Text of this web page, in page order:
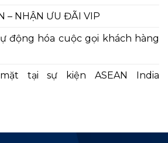
– NHẬN ƯU ĐÃI VIP
động hóa cuộc gọi khách hàng
tại sự kiện ASEAN India